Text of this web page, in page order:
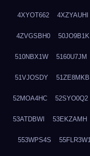
4XYOT662 4XZYAUHI
4ZVGSBH0 50JO9B1K
510NBX1W 5160U7JM
51VJOSDY 51ZE8MKB
52MOA4HC 52SYO0Q2
53ATDBWI 53EKZAMH
553WPS4S 55FLR3W1